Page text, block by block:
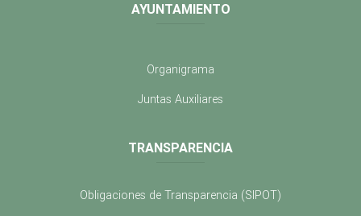
AYUNTAMIENTO
Organigrama
Juntas Auxiliares
TRANSPARENCIA
Obligaciones de Transparencia (SIPOT)